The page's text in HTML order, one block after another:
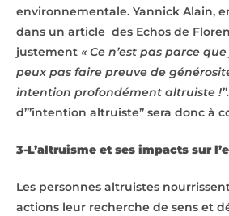
environnementale. Yannick Alain,
dans un article des Echos de
justement « Ce n’est pas parce
peux pas faire preuve de
intention profondément altruiste !”.
d’”intention altruiste” sera donc à
3-L’altruisme et ses impacts sur
Les personnes altruistes
actions leur recherche de sens et